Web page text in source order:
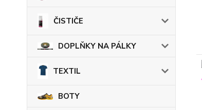
ČISTIČE
DOPLŇKY NA PÁLKY
TEXTIL
BOTY